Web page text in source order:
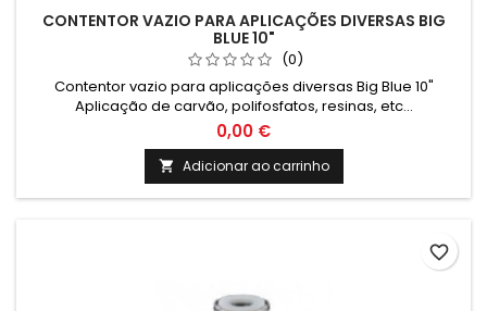
CONTENTOR VAZIO PARA APLICAÇÕES DIVERSAS BIG
BLUE 10"
(0)
Contentor vazio para aplicações diversas Big Blue 10"
Aplicação de carvão, polifosfatos, resinas, etc...
0,00 €
 Adicionar ao carrinho
favorite_border